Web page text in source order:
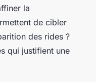
la
de cibler
des rides ?
qui justifient une